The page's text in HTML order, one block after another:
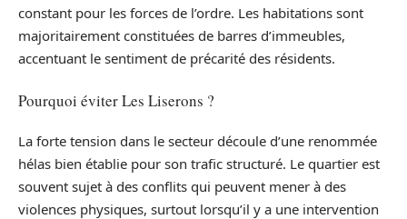
constant pour les forces de l’ordre. Les habitations sont
majoritairement constituées de barres d’immeubles,
accentuant le sentiment de précarité des résidents.
Pourquoi éviter Les Liserons ?
La forte tension dans le secteur découle d’une renommée
hélas bien établie pour son trafic structuré. Le quartier est
souvent sujet à des conflits qui peuvent mener à des
violences physiques, surtout lorsqu’il y a une intervention